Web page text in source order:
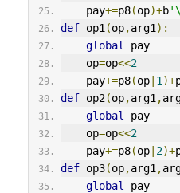
    pay
+=p8(op)+b
def op1 (op,arg1 ):
global
pay
    op
=op<<2
    pay
+=p8(op| 1 )+
def op2(op,arg1 ,
global
pay
    op
=op<<2
    pay
+=p8(op| 2)+
def op3(op,arg1 ,
global
pay